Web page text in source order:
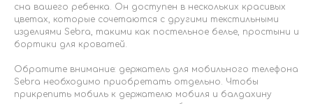
сна вашего ребенка. Он доступен в нескольких красивых
цветах, которые сочетаются с другими текстильными
изделиями Sebra, такими как постельное белье, простыни и
бортики для кроватей.
Обратите внимание: держатель для мобильного телефона
Sebra необходимо приобретать отдельно. Чтобы
прикрепить мобиль к держателю мобиля и балдахину